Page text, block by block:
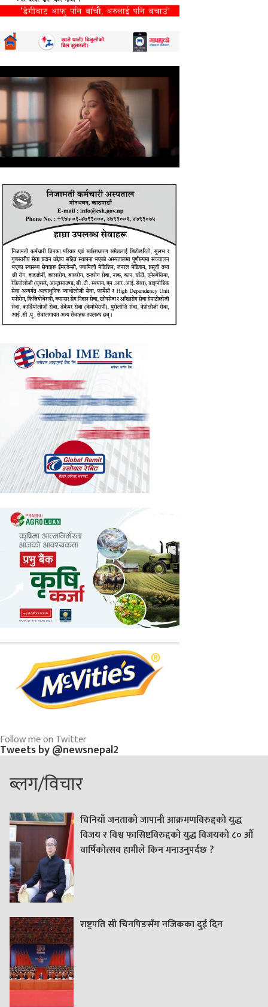
Follow me on Twitter
Tweets by @newsnepal2
ब्लग/विचार
चिनियाँ जनताको जापानी आक्रमणविरुद्दको युद्ध
विजय र विश्व फासिष्टविरुद्दको युद्ध विजयको ८० औं
वार्षिकोत्सव हामीले किन मनाउनुपर्दछ ?
राष्ट्रपति सी चिनपिङसँग नजिकका दुई दिन